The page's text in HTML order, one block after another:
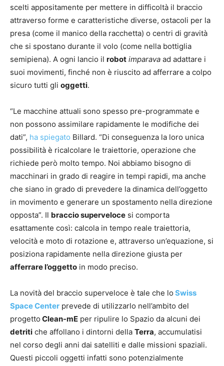
scelti appositamente per mettere in difficoltà il braccio
attraverso forme e caratteristiche diverse, ostacoli per la
presa (come il manico della racchetta) o centri di gravità
che si spostano durante il volo (come nella bottiglia
semipiena). A ogni lancio il robot imparava ad adattare i
suoi movimenti, finché non è riuscito ad afferrare a colpo
sicuro tutti gli oggetti.
“Le macchine attuali sono spesso pre-programmate e
non possono assimilare rapidamente le modifiche dei
dati”, ha spiegato Billard. “Di conseguenza la loro unica
possibilità è ricalcolare le traiettorie, operazione che
richiede però molto tempo. Noi abbiamo bisogno di
macchinari in grado di reagire in tempi rapidi, ma anche
che siano in grado di prevedere la dinamica dell’oggetto
in movimento e generare un spostamento nella direzione
opposta”. Il braccio superveloce si comporta
esattamente così: calcola in tempo reale traiettoria,
velocità e moto di rotazione e, attraverso un’equazione, si
posiziona rapidamente nella direzione giusta per
afferrare l’oggetto in modo preciso.
La novità del braccio superveloce è tale che lo Swiss
Space Center prevede di utilizzarlo nell’ambito del
progetto Clean-mE per ripulire lo Spazio da alcuni dei
detriti che affollano i dintorni della Terra, accumulatisi
nel corso degli anni dai satelliti e dalle missioni spaziali.
Questi piccoli oggetti infatti sono potenzialmente